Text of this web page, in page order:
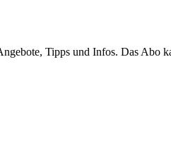
Tipps und Infos. Das Abo